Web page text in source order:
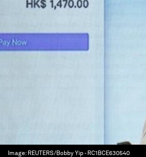
Image: REUTERS/Bobby Yip - RC1BCE630540